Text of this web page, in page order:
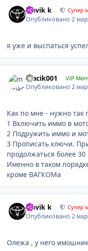
Slavik k Супер
Опубликовано2
я уже и выспаться
macik001 VIP
Опубликовано2
Как по мне - нужно так
1 Включить иммо в
2 Подружить иммо и
3 Прописать ключи.
продолжаться более 30
Именно в таком
кроме ВАГКОМа
Slavik k Супер
Опубликовано2
Олежа , у него